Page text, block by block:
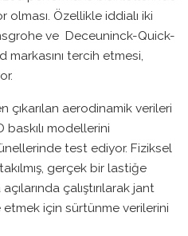
olması. Özellikle iddialı iki
ve Deceuninck-Quick-
markasını tercih etmesi,
çıkarılan aerodinamik verileri
baskılı modellerini
test ediyor. Fiziksel
gerçek bir lastiğe
çalıştırılarak jant
etmek için sürtünme verilerini